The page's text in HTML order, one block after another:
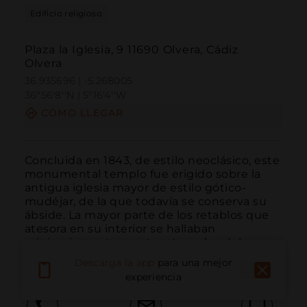
Edificio religioso
Plaza la Iglesia, 9 11690 Olvera, Cádiz
Olvera
Concluida en 1843, de estilo neoclásico, este
monumental templo fue erigido sobre la
antigua iglesia mayor de estilo gótico-
mudéjar, de la que todavía se conserva su
ábside. La mayor parte de los retablos que
atesora en su interior se hallaban
originariamente en otros templos del
para una mejor
experiencia